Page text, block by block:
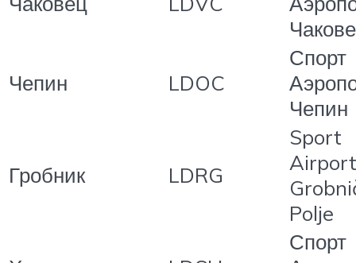
Чепин LDOC
Спорт
Чепин
Гробник LDRG
Sport
Airport
Polje
Спорт